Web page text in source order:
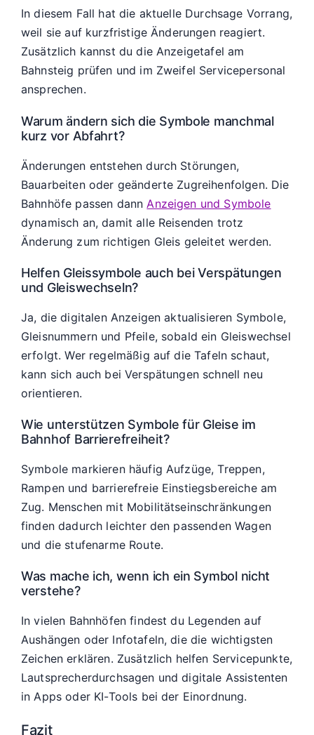
In diesem Fall hat die aktuelle Durchsage Vorrang,
weil sie auf kurzfristige Änderungen reagiert.
Zusätzlich kannst du die Anzeigetafel am
Bahnsteig prüfen und im Zweifel Servicepersonal
ansprechen.
Warum ändern sich die Symbole manchmal
kurz vor Abfahrt?
Änderungen entstehen durch Störungen,
Bauarbeiten oder geänderte Zugreihenfolgen. Die
Bahnhöfe passen dann Anzeigen und Symbole
dynamisch an, damit alle Reisenden trotz
Änderung zum richtigen Gleis geleitet werden.
Helfen Gleissymbole auch bei Verspätungen
und Gleiswechseln?
Ja, die digitalen Anzeigen aktualisieren Symbole,
Gleisnummern und Pfeile, sobald ein Gleiswechsel
erfolgt. Wer regelmäßig auf die Tafeln schaut,
kann sich auch bei Verspätungen schnell neu
orientieren.
Wie unterstützen Symbole für Gleise im
Bahnhof Barrierefreiheit?
Symbole markieren häufig Aufzüge, Treppen,
Rampen und barrierefreie Einstiegsbereiche am
Zug. Menschen mit Mobilitätseinschränkungen
finden dadurch leichter den passenden Wagen
und die stufenarme Route.
Was mache ich, wenn ich ein Symbol nicht
verstehe?
In vielen Bahnhöfen findest du Legenden auf
Aushängen oder Infotafeln, die die wichtigsten
Zeichen erklären. Zusätzlich helfen Servicepunkte,
Lautsprecherdurchsagen und digitale Assistenten
in Apps oder KI-Tools bei der Einordnung.
Fazit